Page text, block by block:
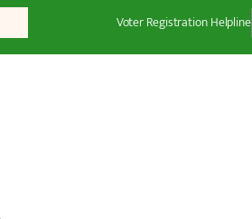
Voter Registration Helpline